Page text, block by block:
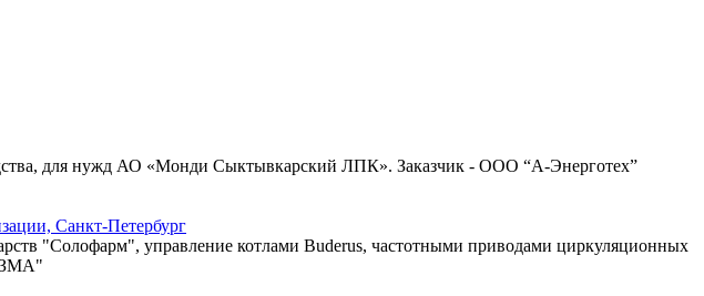
для нужд АО «Монди Сыктывкарский ЛПК». Заказчик - ООО “А-Энерготех”
Санкт-Петербург
"Солофарм", управление котлами Buderus, частотными приводами циркуляционных